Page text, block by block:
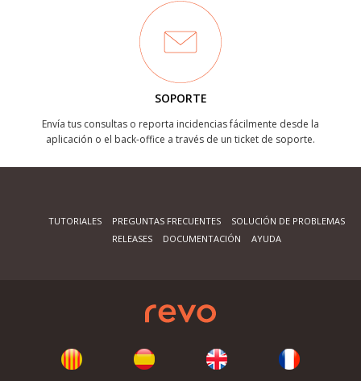
SOPORTE
Envía tus consultas o reporta incidencias fácilmente desde la
aplicación o el back-office a través de un ticket de soporte.
TUTORIALES PREGUNTAS FRECUENTES
SOLUCIÓN DE PROBLEMAS
RELEASES
DOCUMENTACIÓN AYUDA